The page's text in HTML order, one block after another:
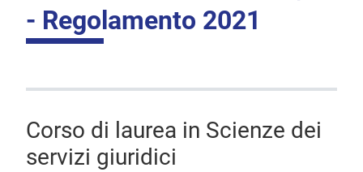
- Regolamento 2021
Corso di laurea in Scienze dei
servizi giuridici